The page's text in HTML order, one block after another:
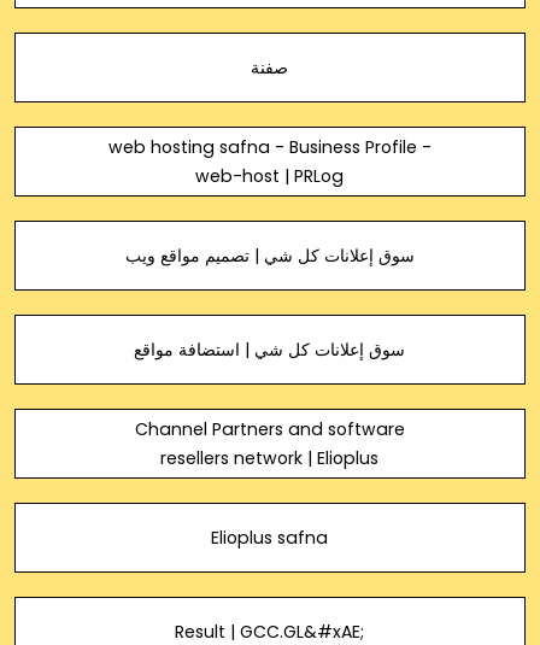
صفنة
web hosting safna - Business Profile -
web-host | PRLog
سوق إعلانات كل شي | تصميم مواقع ويب
سوق إعلانات كل شي | استضافة مواقع
Channel Partners and software
resellers network | Elioplus
Elioplus safna
Result | GCC.GL&#xAE;